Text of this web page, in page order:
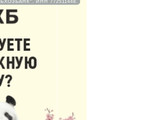
ИНН 772511448.